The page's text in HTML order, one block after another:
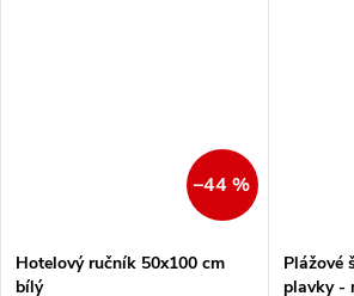
–44 %
Hotelový ručník 50x100 cm
bílý
Plážové
plavky -